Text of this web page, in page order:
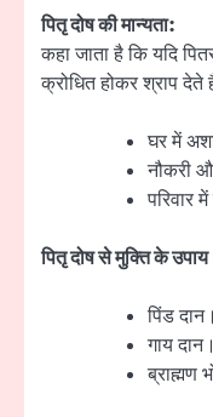
पितृ दोष की मान्यता:
कहा जाता है कि यदि
क्रोधित होकर श्राप देते
घर में
नौकरी
परिवार
पितृ दोष से मुक्ति के
पिंड दान।
गाय दान।
ब्राह्मण